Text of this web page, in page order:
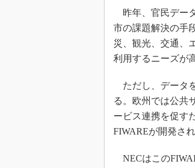
昨年、官民デー
市の課題解決の手
災、観光、交通、
利用するニーズが
ただし、データ
る。欧州では公共
ービス連携を促す
FIWAREが開発され
NECはこの